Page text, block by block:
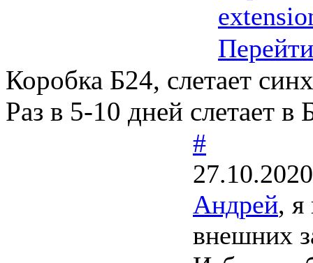
Перейти
Коробка Б24, слетает
Раз в 5-10 дней слетает
#
Андрей, я
внешних